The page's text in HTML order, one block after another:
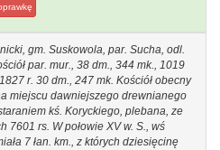
gm. Suskowola, par. Sucha, odl.
par. mur., 38 dm., 344 mk., 1019
r. 30 dm., 247 mk. Kościół obecny
miejscu dawniejszego drewnianego
kś. Koryckiego, plebana, ze
7601 rs. W połowie XV w. S., wś
7 łan. km., z których dziesięcinę